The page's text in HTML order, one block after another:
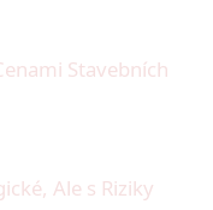
Stavebních
Ale s Riziky